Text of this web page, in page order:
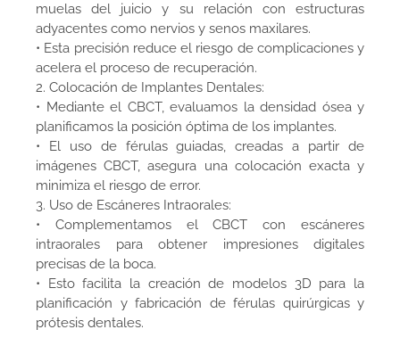
muelas del juicio y su relación con estructuras
adyacentes como nervios y senos maxilares.
• Esta precisión reduce el riesgo de complicaciones y
acelera el proceso de recuperación.
2. Colocación de Implantes Dentales:
• Mediante el CBCT, evaluamos la densidad ósea y
planificamos la posición óptima de los implantes.
• El uso de férulas guiadas, creadas a partir de
imágenes CBCT, asegura una colocación exacta y
minimiza el riesgo de error.
3. Uso de Escáneres Intraorales:
• Complementamos el CBCT con escáneres
intraorales para obtener impresiones digitales
precisas de la boca.
• Esto facilita la creación de modelos 3D para la
planificación y fabricación de férulas quirúrgicas y
prótesis dentales.